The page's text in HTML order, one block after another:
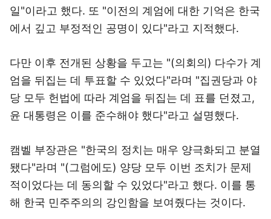
일"이라고 했다. 또 "이전의 계엄에 대한 기억은 한국
에서 깊고 부정적인 공명이 있다"라고 지적했다.
다만 이후 전개된 상황을 두고는 "(의회의) 다수가 계
엄을 뒤집는 데 투표할 수 있었다"라며 "집권당과 야
당 모두 헌법에 따라 계엄을 뒤집는 데 표를 던졌고,
윤 대통령은 이를 준수해야 했다"라고 설명했다.
캠벨 부장관은 "한국의 정치는 매우 양극화되고 분열
됐다"라며 "(그럼에도) 양당 모두 이번 조치가 문제
적이었다는 데 동의할 수 있었다"라고 했다. 이를 통
해 한국 민주주의의 강인함을 보여줬다는 것이다.